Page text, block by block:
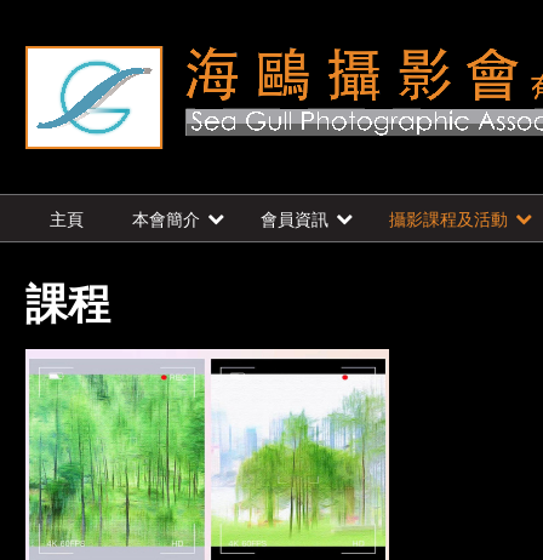
主頁 本會簡介 會員資訊 攝影課程及活動
課程